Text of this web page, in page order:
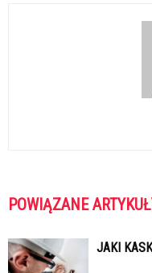
POWIĄZANE
JAKI